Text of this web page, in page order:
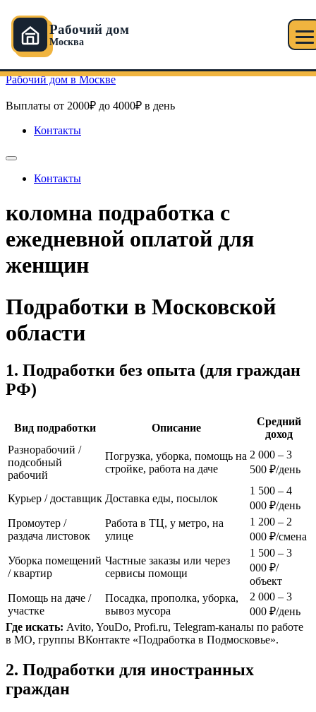
Рабочий дом
Москва
Перейти к содержимому
Рабочий дом в Москве
Выплаты от 2000₽ до 4000₽ в день
Контакты
Контакты
коломна подработка с
ежедневной оплатой для
женщин
Подработки в Московской
области
1. Подработки без опыта (для граждан
РФ)
Вид подработки Описание
Средний
доход
Разнорабочий /
подсобный
рабочий
Погрузка, уборка, помощь на
стройке, работа на даче
2 000 – 3
500 ₽/день
Курьер / доставщик Доставка еды, посылок
1 500 – 4
000 ₽/день
Промоутер /
раздача листовок
Работа в ТЦ, у метро, на
улице
1 200 – 2
000 ₽/смена
Уборка помещений
/ квартир
Частные заказы или через
сервисы помощи
1 500 – 3
000 ₽/
объект
Помощь на даче /
участке
Посадка, прополка, уборка,
вывоз мусора
2 000 – 3
000 ₽/день
Где искать: Avito, YouDo, Profi.ru, Telegram-каналы по работе
в МО, группы ВКонтакте «Подработка в Подмосковье».
2. Подработки для иностранных
граждан